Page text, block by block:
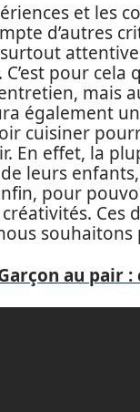
et les
d’autres
pour
mais
également
cuisiner
En effet, la
leurs
pour
souhaitons
au pair